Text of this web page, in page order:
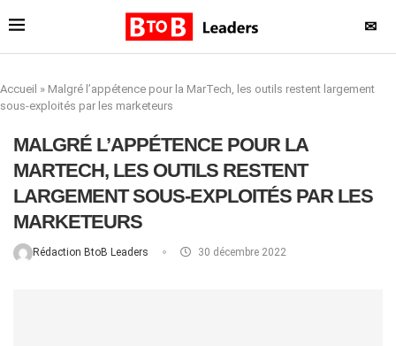
✉
Accueil » Malgré l’appétence pour la MarTech, les outils restent largement
sous-exploités par les marketeurs
MALGRÉ L’APPÉTENCE POUR LA
MARTECH, LES OUTILS RESTENT
LARGEMENT SOUS-EXPLOITÉS PAR LES
MARKETEURS
Rédaction BtoB Leaders 30 décembre 2022